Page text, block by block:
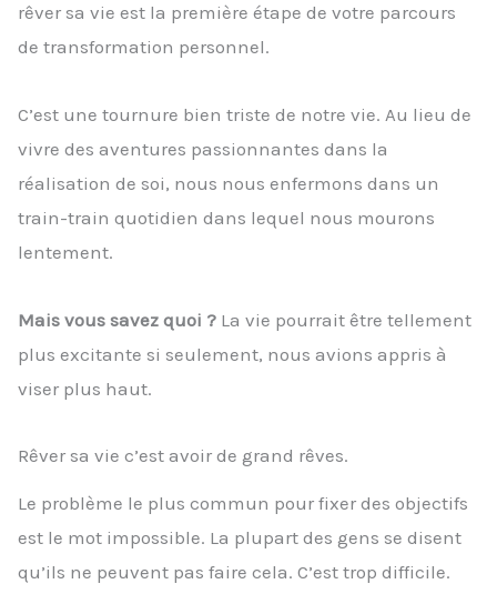
rêver sa vie est la première étape de votre parcours
de transformation personnel.
C’est une tournure bien triste de notre vie. Au lieu de
vivre des aventures passionnantes dans la
réalisation de soi, nous nous enfermons dans un
train-train quotidien dans lequel nous mourons
lentement.
Mais vous savez quoi ? La vie pourrait être tellement
plus excitante si seulement, nous avions appris à
viser plus haut.
Rêver sa vie c’est avoir de grand rêves.
Le problème le plus commun pour fixer des objectifs
est le mot impossible. La plupart des gens se disent
qu’ils ne peuvent pas faire cela. C’est trop difficile.